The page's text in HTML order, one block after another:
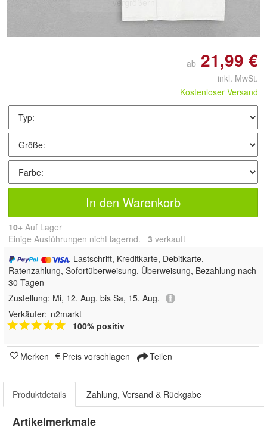
ab 21,99 €
inkl. MwSt.
Kostenloser Versand
In den Warenkorb
10+ Auf Lager
Einige Ausführungen nicht lagernd. 3 verkauft
, Lastschrift, Kreditkarte, Debitkarte,
Ratenzahlung, Sofortüberweisung, Überweisung, Bezahlung nach
30 Tagen
Zustellung: Mi, 12. Aug. bis Sa, 15. Aug.
Verkäufer: n2markt
100% positiv
Merken Preis vorschlagen Teilen
Produktdetails Zahlung, Versand & Rückgabe
Artikelmerkmale